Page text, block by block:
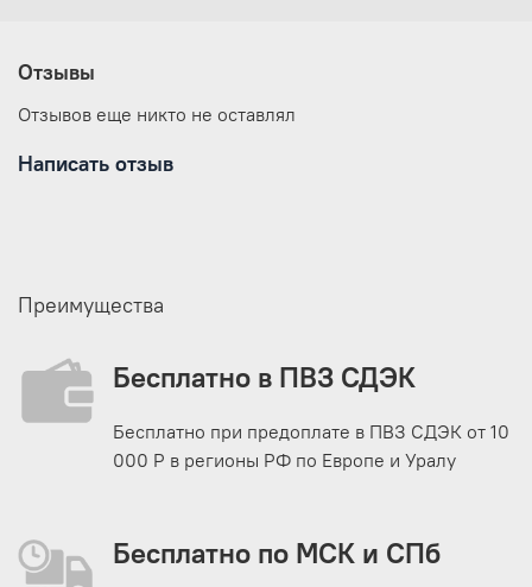
Отзывы
Отзывов еще никто не оставлял
Написать отзыв
Преимущества
Бесплатно в ПВЗ СДЭК
Бесплатно при предоплате в ПВЗ СДЭК от 10
000 Р в регионы РФ по Европе и Уралу
Бесплатно по МСК и СПб